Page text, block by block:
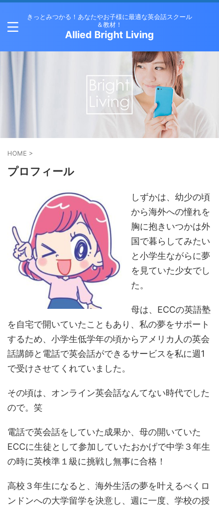
きっとみつかる！あなたやお子様に最適な英会話スクール
＆教材！
Allied Bright Living
HOME >
プロフィール
しずかは、幼少の頃
から海外への憧れを
胸に抱きいつかは外
国で暮らしてみたい
と小学生ながらに夢
を見ていた少女でし
た。
母は、ECCの英語塾
を自宅で開いていたこともあり、私の夢をサポート
するため、小学生低学年の頃からアメリカ人の英会
話講師と電話で英会話ができるサービスを私に週1
で受けさせてくれていました。
その頃は、オンライン英会話なんてない時代でした
ので。笑
電話で英会話をしていた成果か、母の開いていた
ECCに生徒として参加していたおかげで中学３年生
の時に英検準１級に挑戦し無事に合格！
高校３年生になると、海外生活の夢を叶えるべくロ
ンドンへの大学留学を決意し、週に一度、学校の授